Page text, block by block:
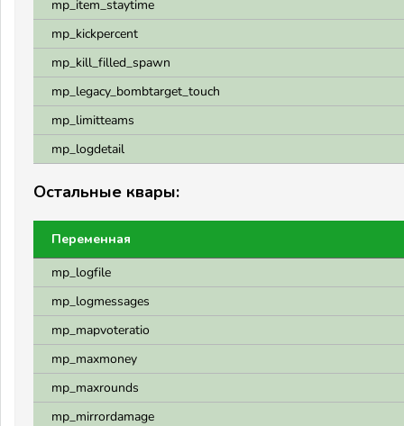
mp_item_staytime
mp_kickpercent
mp_kill_filled_spawn
mp_legacy_bombtarget_touch
mp_limitteams
mp_logdetail
Остальные квары:
Переменная
mp_logfile
mp_logmessages
mp_mapvoteratio
mp_maxmoney
mp_maxrounds
mp_mirrordamage